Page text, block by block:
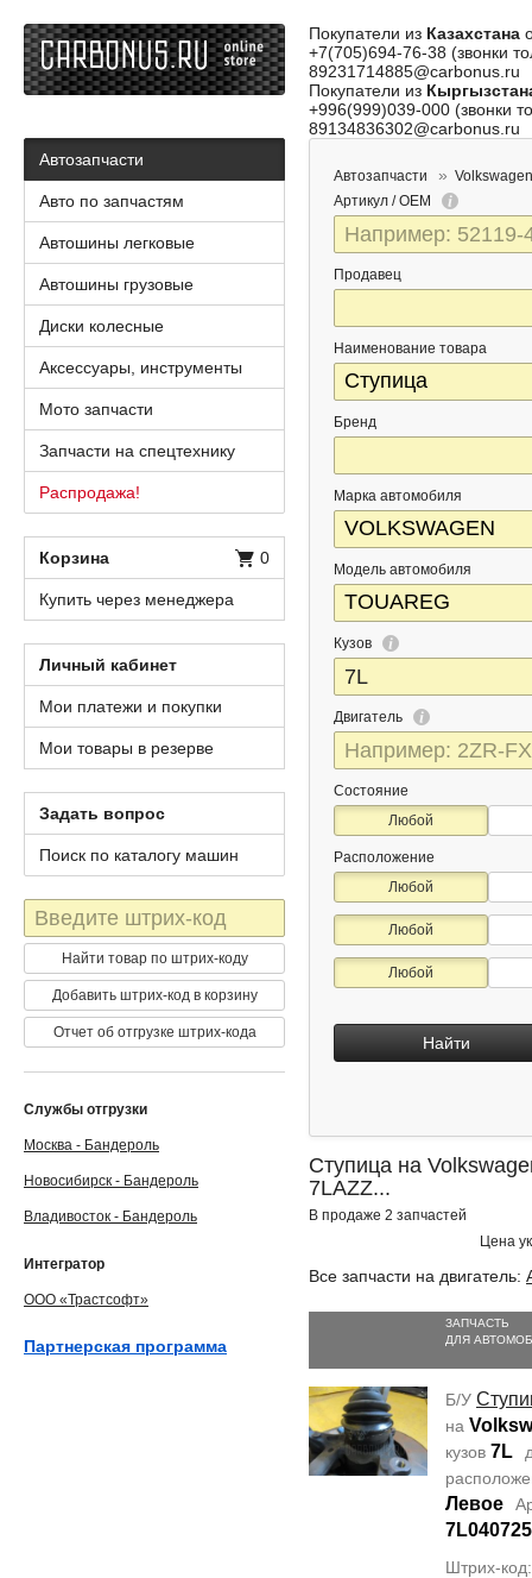
Покупатели из Казахстана
+7(705)694-76-38 (звонки
89231714885@carbonus.ru
Покупатели из
+996(999)039-000 (звонки
89134836302@carbonus.ru
Автозапчасти
Артикул / OEM
Продавец
Наименование товара
Бренд
Марка автомобиля
Модель автомобиля
Кузов
Двигатель
Состояние
Любой
Расположение
Любой
Любой
Любой
Найти
Ступица на
7LAZZ...
В продаже 2 запчастей
Цена
Все запчасти на двигатель:
ЗАПЧАСТЬ
ДЛЯ
Б/У
на
кузов 7L
Левое
Штрих-
Автозапчасти
Авто по запчастям
Автошины легковые
Автошины грузовые
Диски колесные
Аксессуары, инструменты
Мото запчасти
Запчасти на спецтехнику
Распродажа!
Корзина 0
Купить через менеджера
Личный кабинет
Мои платежи и покупки
Мои товары в резерве
Задать вопрос
Поиск по каталогу машин
Штрих-
код
Найти товар по штрих-коду
Добавить штрих-код в корзину
Отчет об отгрузке штрих-кода
Службы отгрузки
Москва - Бандероль
Новосибирск - Бандероль
Владивосток - Бандероль
Интегратор
ООО «Трастсофт»
Партнерская программа